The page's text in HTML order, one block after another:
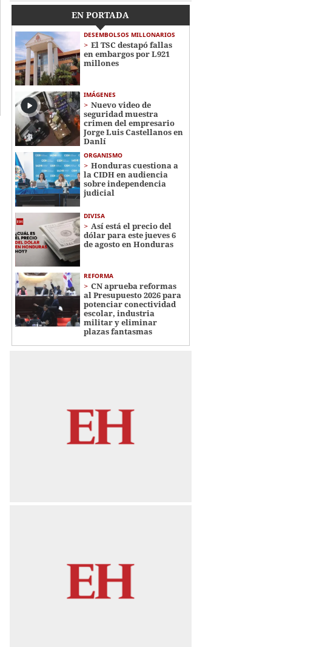
EN PORTADA
DESEMBOLSOS MILLONARIOS
El TSC destapó fallas
en embargos por L921
millones
IMÁGENES
Nuevo video de
seguridad muestra
crimen del empresario
Jorge Luis Castellanos en
Danlí
ORGANISMO
Honduras cuestiona a
la CIDH en audiencia
sobre independencia
judicial
DIVISA
Así está el precio del
dólar para este jueves 6
de agosto en Honduras
REFORMA
CN aprueba reformas
al Presupuesto 2026 para
potenciar conectividad
escolar, industria
militar y eliminar
plazas fantasmas